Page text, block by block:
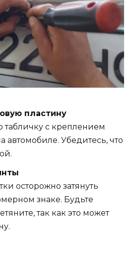
пластину
табличку с креплением
автомобиле. Убедитесь, что
осторожно затянуть
знаке. Будьте
так как это может